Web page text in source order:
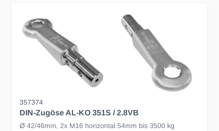
357374
DIN-Zugöse AL-KO 351S / 2.8VB
Ø 42/46mm, 2x M16 horizontal 54mm bis 3500 kg